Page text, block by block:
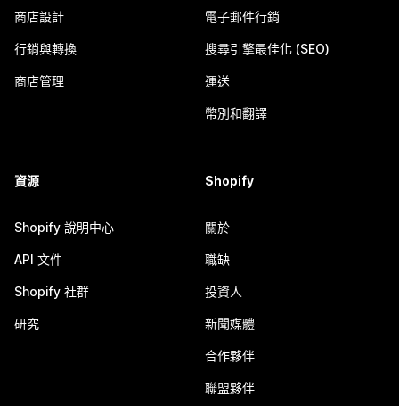
商店設計
行銷與轉換
商店管理
電子郵件行銷
搜尋引擎最佳化 (SEO)
運送
幣別和翻譯
資源
Shopify 說明中心
API 文件
Shopify 社群
研究
Shopify
關於
職缺
投資人
新聞媒體
合作夥伴
聯盟夥伴